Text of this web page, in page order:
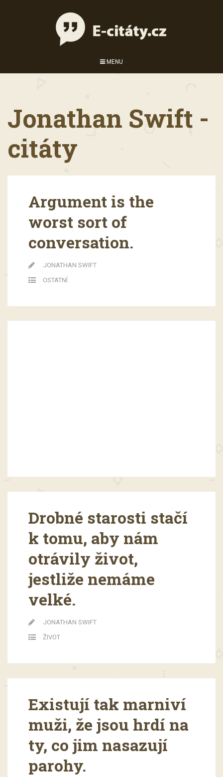
MENU
Jonathan Swift -
citáty
Argument is the
worst sort of
conversation.
JONATHAN SWIFT
OSTATNÍ
Drobné starosti stačí
k tomu, aby nám
otrávily život,
jestliže nemáme
velké.
JONATHAN SWIFT
ŽIVOT
Existují tak marniví
muži, že jsou hrdí na
ty, co jim nasazují
parohy.